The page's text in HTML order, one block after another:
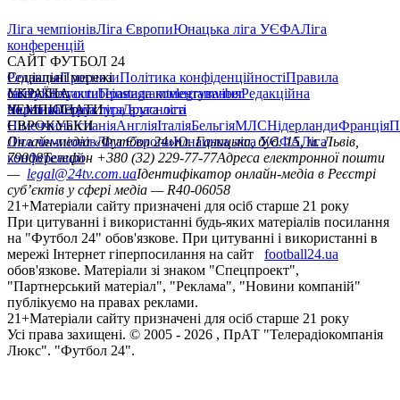
Ліга чемпіонівЛіга ЄвропиЮнацька ліга УЄФАЛіга
конференцій
САЙТ ФУТБОЛ 24
РедакціяПрогнозиПолітика конфіденційностіПравила
сайтуКонтактиПравила коментуванняРедакційна
політикаСтруктура власності
Соціальні мережі
facebookxyoutubeinstagramtelegramviber
УКРАЇНА
УкраїнаПерша лігаДруга ліга
ЧЕМПІОНАТИ
НімеччинаІспаніяАнгліяІталіяБельгіяМЛСНідерландиФранція
ЄВРОКУБКИ
Ліга чемпіонівЛіга ЄвропиЮнацька ліга УЄФАЛіга
конференцій
Онлайн-медіа «Футбол 24»пл. Галицька, буд. 15, м. Львів,
79008Телефон +380 (32) 229-77-77Адреса електронної пошти
— legal@24tv.com.uaІдентифікатор онлайн-медіа в Реєстрі
суб’єктів у сфері медіа — R40-06058
21+Матеріали сайту призначені для осіб старше 21 року
При цитуванні і використанні будь-яких матеріалів посилання
на "Футбол 24" обов'язкове. При цитуванні і використанні в
мережі Інтернет гіперпосилання на сайт
football24.ua
обов'язкове. Матеріали зі знаком "Спецпроект",
"Партнерський матеріал", "Реклама", "Новини компаній"
публікуємо на правах реклами.
21+Матеріали сайту призначені для осіб старше 21 року
Усi права захищенi. © 2005 - 2026 , ПрАТ "Телерадіокомпанія
Люкс". "Футбол 24".